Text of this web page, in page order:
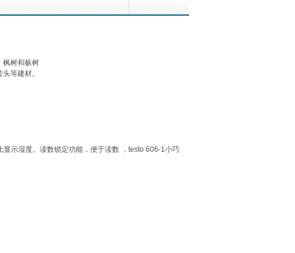
枫树和枞树
等建材。
示湿度。读数锁定功能，便于读数 ，testo 606-1小巧